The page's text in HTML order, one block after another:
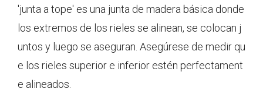
'junta a tope' es una junta de madera básica donde
los extremos de los rieles se alinean, se colocan j
untos y luego se aseguran. Asegúrese de medir qu
e los rieles superior e inferior estén perfectament
e alineados.